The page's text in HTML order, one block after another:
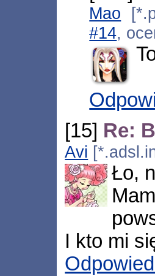
Mao
#14,
[15] Re:
Avi
Ło,
I kto mi